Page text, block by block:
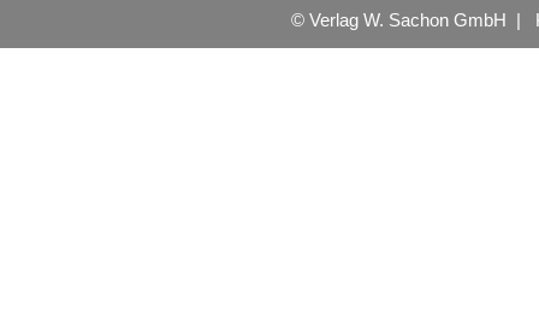
© Verlag W. Sachon GmbH |